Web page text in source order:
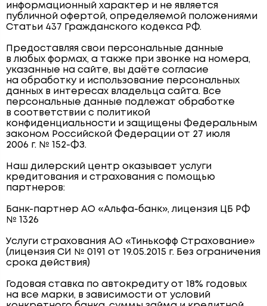
информационный характер и не является
публичной офертой, определяемой положениями
Статьи 437 Гражданского кодекса РФ.
Предоставляя свои персональные данные
в любых формах, а также при звонке на номера,
указанные на сайте, вы даёте согласие
на обработку и использование персональных
данных в интересах владельца сайта. Все
персональные данные подлежат обработке
в соответствии с политикой
конфиденциальности и защищены Федеральным
законом Российской Федерации от 27 июля
2006 г. № 152-ФЗ.
Наш дилерский центр оказывает услуги
кредитования и страхования с помощью
партнеров:
Банк-партнер АО «Альфа-банк», лицензия ЦБ РФ
№ 1326
Услуги страхования АО «Тинькофф Страхование»
(лицензия СИ № 0191 от 19.05.2015 г. Без ограничения
срока действия)
Годовая ставка по автокредиту от 18% годовых
на все марки, в зависимости от условий